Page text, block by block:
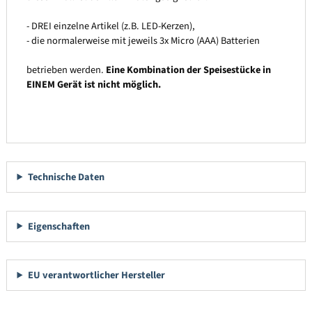
- DREI einzelne Artikel (z.B. LED-Kerzen),
- die normalerweise mit jeweils 3x Micro (AAA) Batterien
betrieben werden. Eine Kombination der Speisestücke in
EINEM Gerät ist nicht möglich.
Technische Daten
Eigenschaften
EU verantwortlicher Hersteller